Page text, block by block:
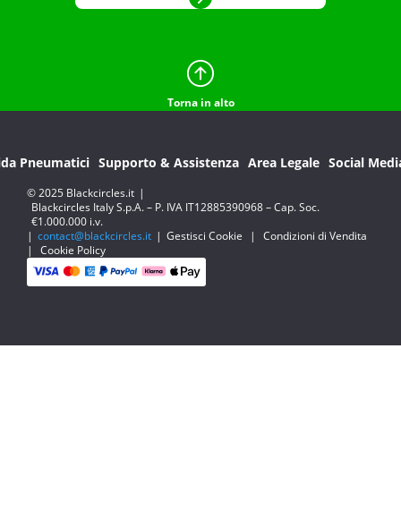
Torna in alto
Pneumatici Supporto & Assistenza Area Legale Social
© 2025 Blackcircles.it |
Blackcircles Italy S.p.A. – P. IVA IT12885390968 – Cap. Soc.
€1.000.000 i.v.
| contact@blackcircles.it | Gestisci Cookie |
Condizioni di Vendita
|
Cookie Policy